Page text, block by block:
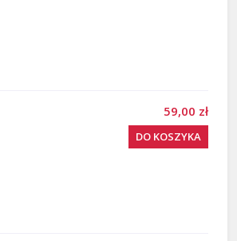
59,00 zł
DO KOSZYKA